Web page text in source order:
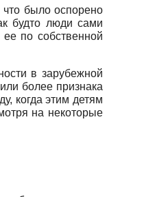
что было оспорено
будто люди сами
по собственной
в зарубежной
более признака
когда этим детям
на некоторые